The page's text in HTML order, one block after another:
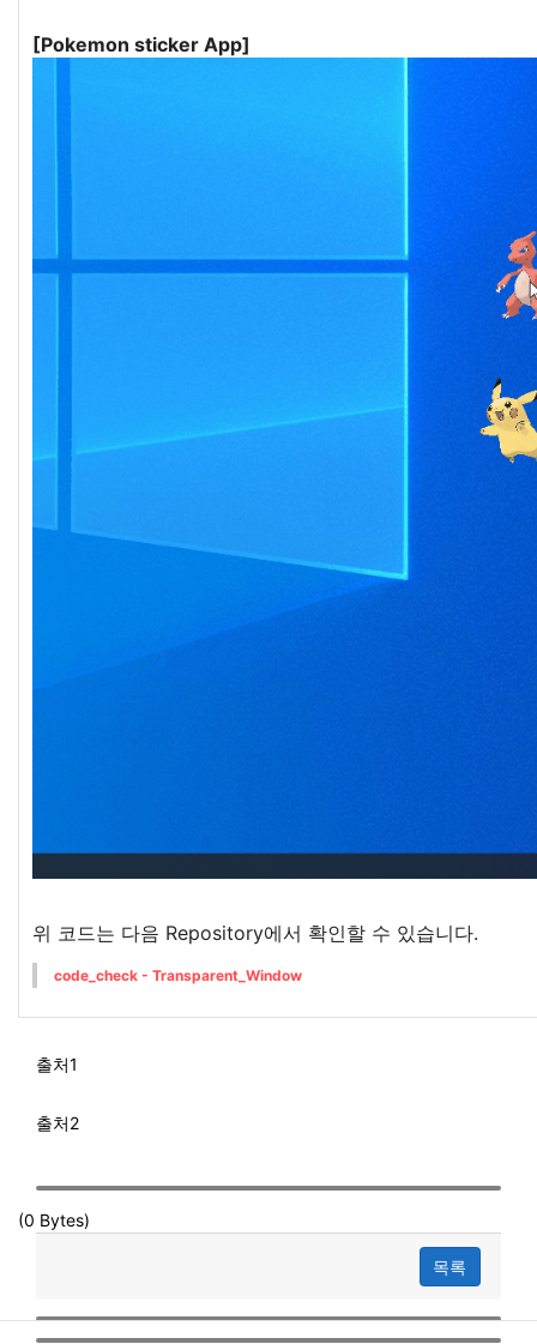
[Pokemon sticker App]
위 코드는 다음 Repository에서 확인할 수 있습니다.
code_check - Transparent_Window
출처1
출처2
(0 Bytes)
목록